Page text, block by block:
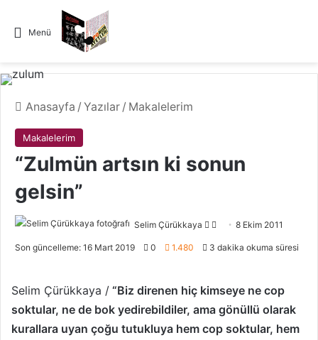
Menü
Anasayfa / Yazılar / Makalelerim
Makalelerim
“Zulmün artsın ki sonun
gelsin”
Selim Çürükkaya
F
o
o
w
o
-
p
o
8 Ekim 2011
Son güncelleme: 16 Mart 2019 0 1.480 3 dakika okuma süresi
Selim Çürükkaya / “Biz direnen hiç kimseye ne cop
soktular, ne de bok yedirebildiler, ama gönüllü olarak
kurallara uyan çoğu tutukluya hem cop soktular, hem